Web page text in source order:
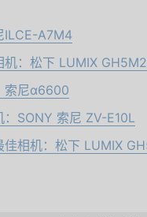
ILCE-A7M4
机：松下 LUMIX GH5M2
索尼α6600
SONY 索尼 ZV-E10L
佳相机：松下 LUMIX